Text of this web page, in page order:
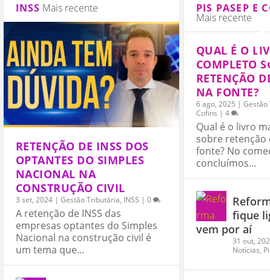
NOVOS TRIBUTOS QUE CHEGAM
ARRECADAÇÃO DE R$ 5,15
CRONOGRAMA ESCALONADO
FISCAIS COM IBS E CBS
INSS Mais recente
RETENÇÃO DE INSS DOS
OPTANTES DO SIMPLES
NACIONAL NA
CONSTRUÇÃO CIVIL
3 set, 2024| Gestão Tributária, INSS | 0
A retenção de INSS das
empresas optantes do Simples
Nacional na construção civil é
um tema que...
PIS PASEP E
Mais recente
QUAL É O
COMPLETO
RETENÇÃO
NA FONTE?
6 ago, 2025 | Gestão
Cofins | 4
Qual é o livro
sobre
fonte? No
concluímos...
fique
vem por aí
31 out,
Notícias,